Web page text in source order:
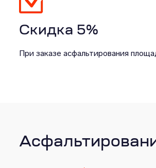
Скидка 5%
При заказе асфальтирования